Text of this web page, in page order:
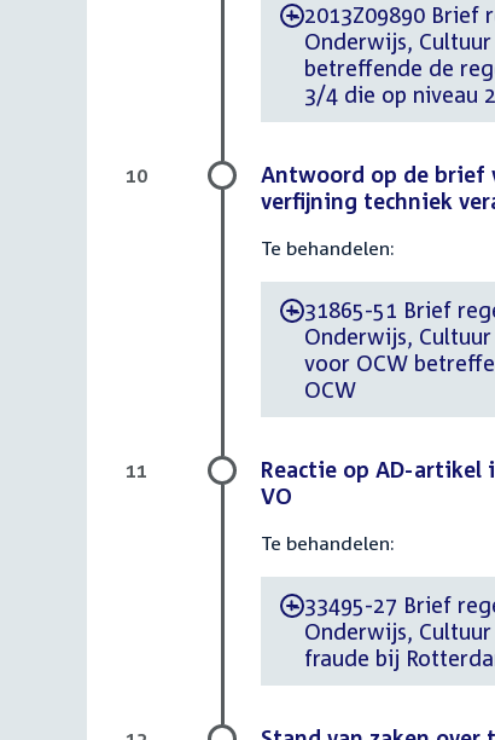
-2013Z09890 Brief
Onderwijs,
betreffende de
3/4 die op niveau
Antwoord op de brief
verfijning techniek
Te behandelen:
-31865-51 Brief
Onderwijs,
voor OCW
OCW
10
Reactie op AD-artikel
VO
Te behandelen:
-33495-27 Brief
Onderwijs,
fraude bij
11